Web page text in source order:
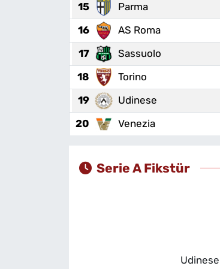
15
Parma
16
AS Roma
17
Sassuolo
18
Torino
19
Udinese
20
Venezia
Serie A Fikstür
Udinese